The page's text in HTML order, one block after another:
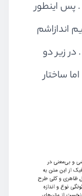
پس اینطور
اندازاشم
زیر دو
ساختار